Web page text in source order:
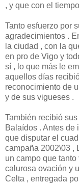
, y que con el
Tanto esfuerzo por
agradecimientos .
la ciudad , con la
en pro de Vigo y
sí , lo que más le
aquellos días
reconocimiento de
y de sus vigueses .
También recibió
Balaídos . Antes de
que disputar el
campaña 2002\03 ,
un campo que
calurosa ovación y
Celta , entregada